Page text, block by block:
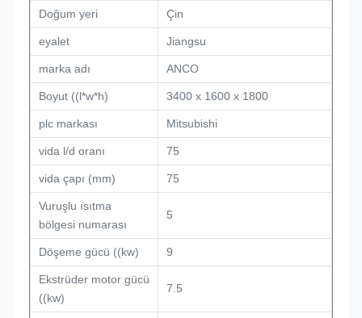
Doğum yeri Çin
eyalet Jiangsu
marka adı ANCO
Boyut ((l*w*h) 3400 x 1600 x 1800
plc markası Mitsubishi
vida l/d oranı 75
vida çapı (mm) 75
Vuruşlu ısıtma
bölgesi numarası
5
Döşeme gücü ((kw) 9
Ekstrüder motor gücü
((kw)
7.5